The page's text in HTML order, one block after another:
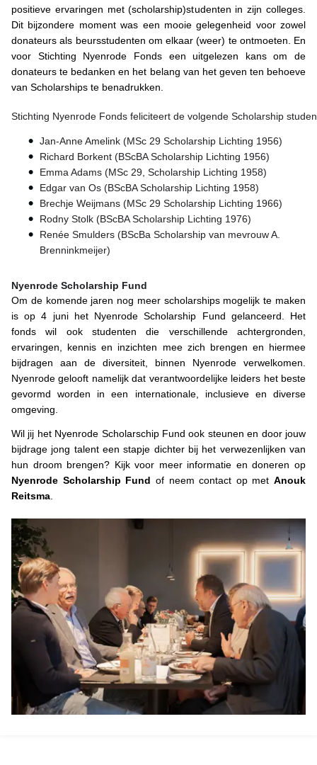
positieve ervaringen met (scholarship)studenten in zijn colleges.
Dit bijzondere moment was een mooie gelegenheid voor zowel
donateurs als beursstudenten om elkaar (weer) te ontmoeten. En
voor Stichting Nyenrode Fonds een uitgelezen kans om de
donateurs te bedanken en het belang van het geven ten behoeve
van Scholarships te benadrukken.
Stichting Nyenrode Fonds feliciteert de volgende Scholarship
Jan-Anne Amelink (MSc 29 Scholarship Lichting 1956)
Richard Borkent (BScBA Scholarship Lichting 1956)
Emma Adams (MSc 29, Scholarship Lichting 1958)
Edgar van Os (BScBA Scholarship Lichting 1958)
Brechje Weijmans (MSc 29 Scholarship Lichting 1966)
Rodny Stolk (BScBA Scholarship Lichting 1976)
Renée Smulders (BScBa Scholarship van mevrouw A.
Brenninkmeijer)
Nyenrode Scholarship Fund
Om de komende jaren nog meer scholarships mogelijk te maken
is op 4 juni het Nyenrode Scholarship Fund gelanceerd. Het
fonds wil ook studenten die verschillende achtergronden,
ervaringen, kennis en inzichten mee zich brengen en hiermee
bijdragen aan de diversiteit, binnen Nyenrode verwelkomen.
Nyenrode gelooft namelijk dat verantwoordelijke leiders het beste
gevormd worden in een internationale, inclusieve en diverse
omgeving.
Wil jij het Nyenrode Scholarschip Fund ook steunen en door jouw
bijdrage jong talent een stapje dichter bij het verwezenlijken van
hun droom brengen? Kijk voor meer informatie en doneren op
Nyenrode Scholarship Fund of neem contact op met Anouk
Reitsma.